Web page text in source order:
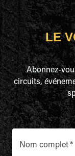
LE
Abonnez-
circuits,
Nom complet*